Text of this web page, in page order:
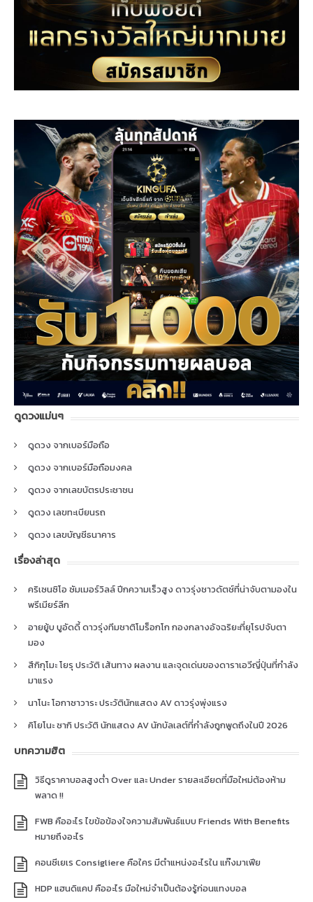
ดูดวงแม่นๆ
ดูดวง จากเบอร์มือถือ
ดูดวง จากเบอร์มือถือมงคล
ดูดวง จากเลขบัตรประชาชน
ดูดวง เลขทะเบียนรถ
ดูดวง เลขบัญชีธนาคาร
เรื่องล่าสุด
คริเซนซิโอ ซัมเมอร์วิลล์ ปีกความเร็วสูง ดาวรุ่งชาวดัตช์ที่น่าจับตามองใน
พรีเมียร์ลีก
อายยู้บ บูอัดดี้ ดาวรุ่งทีมชาติโมร็อกโก กองกลางอัจฉริยะที่ยุโรปจับตา
มอง
สึกิกุโมะ โยรุ ประวัติ เส้นทาง ผลงาน และจุดเด่นของดาราเอวีญี่ปุ่นที่กำลัง
มาแรง
นาโนะ โอกาซาวาระ ประวัตินักแสดง AV ดาวรุ่งพุ่งแรง
คิโยโนะ ซากิ ประวัติ นักแสดง AV นักบัลเลต์ที่กำลังถูกพูดถึงในปี 2026
บทความฮิต
วิธีดูราคาบอลสูงต่ำ Over และ Under รายละเอียดที่มือใหม่ต้องห้าม
พลาด !!
FWB คืออะไร ไขข้อข้องใจความสัมพันธ์แบบ Friends With Benefits
หมายถึงอะไร
คอนซีเยเร Consigliere คือใคร มีตำแหน่งอะไรใน แก๊งมาเฟีย
HDP แฮนดิแคป คืออะไร มือใหม่จำเป็นต้องรู้ก่อนแทงบอล